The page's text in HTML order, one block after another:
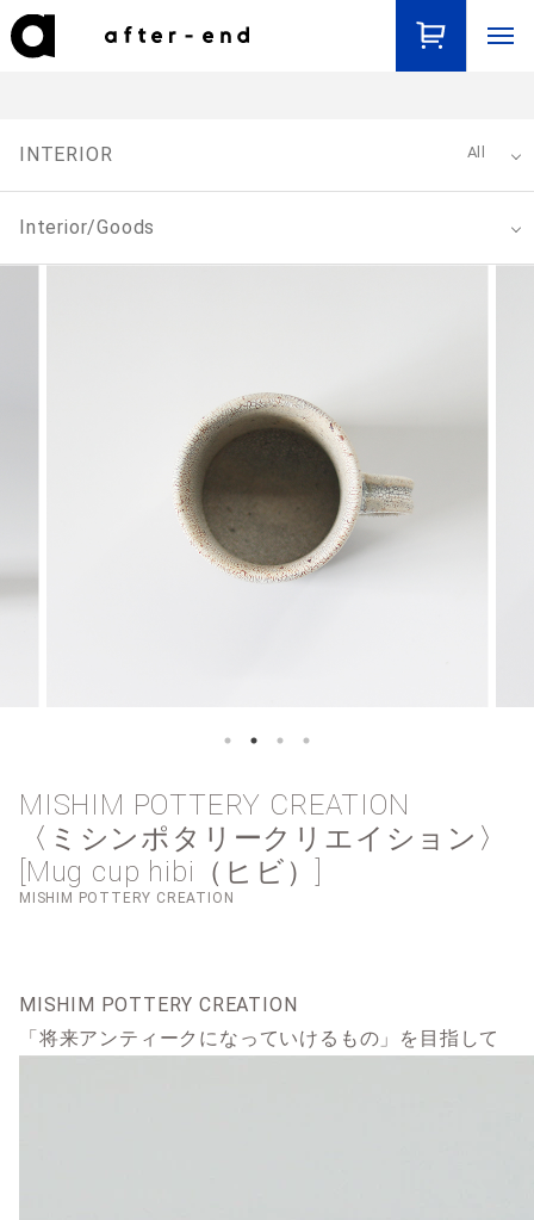
INTERIOR All
Interior/Goods
MISHIM POTTERY CREATION
〈ミシンポタリークリエイション〉
[Mug cup hibi（ヒビ）]
MISHIM POTTERY CREATION
MISHIM POTTERY CREATION
「将来アンティークになっていけるもの」を目指して